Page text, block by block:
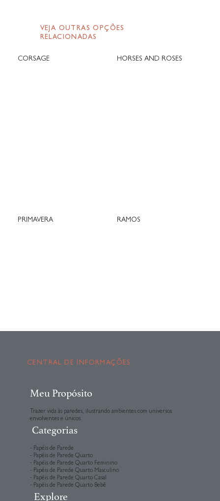
VEJA OUTRAS OPÇÕES
RELACIONADAS
CORSAGE HORSES AND ROSES
PRIMAVERA RAMOS
CENTRAL DE INFORMAÇÕES
Meu Propósito
Trazer vida às paredes, ilustrando ambientes com universos
envolventes e únicos.
Categorias
- Papéis de Parede
- Papéis de Parede Quarto
- Papéis de Parede Quarto Feminino
- Papéis de Parede Quarto Masculino
- Papéis de Parede Quarto Casal
- Papéis de Parede Quarto Bebê
Explore